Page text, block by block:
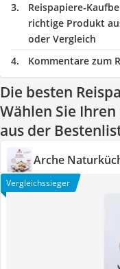
Reispapiere-
richtige Produkt
oder Vergleich
Kommentare zum
Die besten
Wählen Sie
aus der
Arche
Vergleichssieger